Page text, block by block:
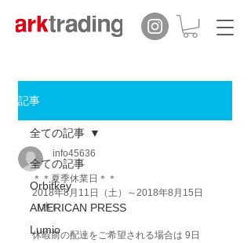
記事
全ての記事
Orbitkey
AMERICAN PRESS
Lumio
全ての記事
info45636
＊＊夏季休業日＊＊
2018年8月11日（土）～2018年8月15日
（水）
休暇前の配達をご希望される場合は 9日